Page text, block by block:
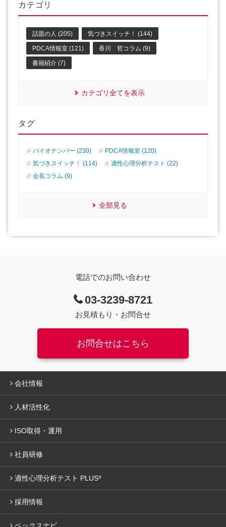
カテゴリ
話題の人 (205) 気づきスイッチ！ (144)
PDCA情報室 (121) 香川 哲コラム (9)
書籍紹介 (7)
カテゴリ全てを表示
タグ
バイオナンバー (230)
PDCA情報室 (120)
気づきスイッチ！ (114)
適性心理分析テスト (22)
会長コラム (9)
全部見る
電話でのお問い合わせ
03-3239-8721
お見積もり・お問合せ
お問合せはこちら
会社情報
人材活性化
ISO取得・運用
社員研修
適性心理分析テスト PLUS®
採用情報